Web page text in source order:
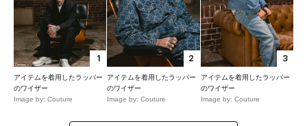
1
アイテムを着用したラッパー
のワイザー
Image by: Couture
2
アイテムを着用したラッパー
のワイザー
Image by: Couture
3
アイテムを着用したラッパー
のワイザー
Image by: Couture